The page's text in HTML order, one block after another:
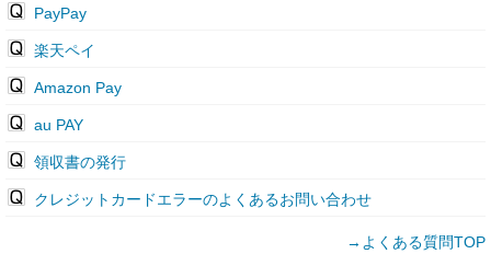
PayPay
楽天ペイ
Amazon Pay
au PAY
領収書の発行
クレジットカードエラーのよくあるお問い合わせ
→よくある質問TOP